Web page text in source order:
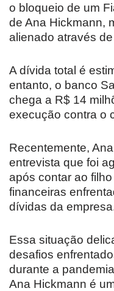
o bloqueio de um
de Ana Hickmann,
alienado através
A dívida total é
entanto, o banco
chega a R$ 14
execução contra o
Recentemente,
entrevista que foi
após contar ao
financeiras
dívidas da
Essa situação
desafios
durante a
Ana Hickmann é